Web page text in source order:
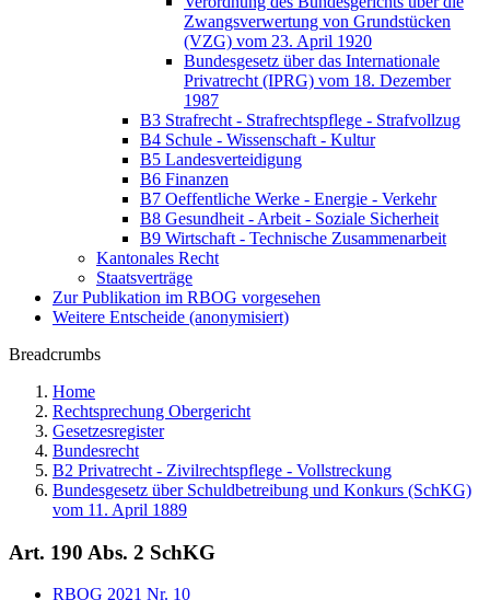
Zwangsverwertung von Grundstücken
(VZG) vom 23. April 1920
Bundesgesetz über das Internationale
Privatrecht (IPRG) vom 18. Dezember
1987
B3 Strafrecht - Strafrechtspflege - Strafvollzug
B4 Schule - Wissenschaft - Kultur
B5 Landesverteidigung
B6 Finanzen
B7 Oeffentliche Werke - Energie - Verkehr
B8 Gesundheit - Arbeit - Soziale Sicherheit
B9 Wirtschaft - Technische Zusammenarbeit
Kantonales Recht
Staatsverträge
Zur Publikation im RBOG vorgesehen
Weitere Entscheide (anonymisiert)
Breadcrumbs
Home
Rechtsprechung Obergericht
Gesetzesregister
Bundesrecht
B2 Privatrecht - Zivilrechtspflege - Vollstreckung
Bundesgesetz über Schuldbetreibung und Konkurs (SchKG)
vom 11. April 1889
Art. 190 Abs. 2 SchKG
RBOG 2021 Nr. 10